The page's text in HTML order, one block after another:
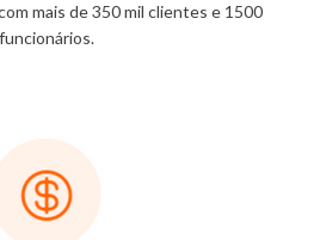
mais de 350 mil clientes e 1500
funcionários.